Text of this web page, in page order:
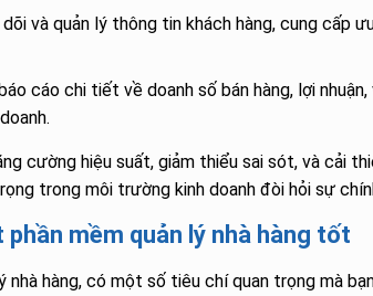
và quản lý thông tin khách hàng, cung cấp
cáo chi tiết về doanh số bán hàng, lợi
cường hiệu suất, giảm thiểu sai sót, và cải
trong môi trường kinh doanh đòi hỏi sự
mềm quản lý nhà hàng tốt
nhà hàng, có một số tiêu chí quan trọng mà